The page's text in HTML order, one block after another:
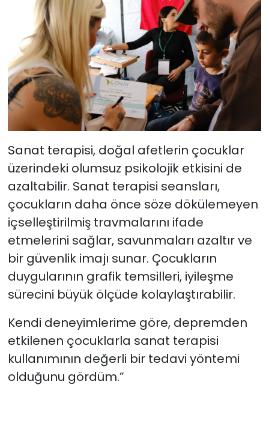
Sanat terapisi, doğal afetlerin çocuklar
üzerindeki olumsuz psikolojik etkisini de
azaltabilir. Sanat terapisi seansları,
çocukların daha önce söze dökülemeyen
içselleştirilmiş travmalarını ifade
etmelerini sağlar, savunmaları azaltır ve
bir güvenlik imajı sunar. Çocukların
duygularının grafik temsilleri, iyileşme
sürecini büyük ölçüde kolaylaştırabilir.
Kendi deneyimlerime göre, depremden
etkilenen çocuklarla sanat terapisi
kullanımının değerli bir tedavi yöntemi
olduğunu gördüm.”